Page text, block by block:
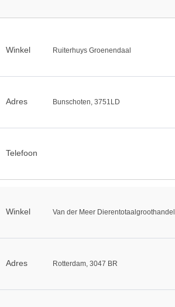
Winkel Ruiterhuys Groenendaal
Adres Bunschoten, 3751LD
Telefoon
Winkel Van der Meer Dierentotaalgroothandel
Adres Rotterdam, 3047 BR